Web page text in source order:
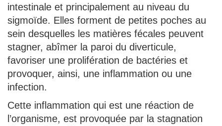
intestinale et principalement au niveau du
sigmoïde. Elles forment de petites poches au
sein desquelles les matières fécales peuvent
stagner, abîmer la paroi du diverticule,
favoriser une prolifération de bactéries et
provoquer, ainsi, une inflammation ou une
infection.
Cette inflammation qui est une réaction de
l’organisme, est provoquée par la stagnation